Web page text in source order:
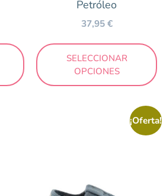
Petróleo
37,95€
SELECCIONAR
OPCIONES
¡Oferta!